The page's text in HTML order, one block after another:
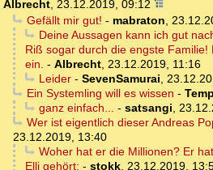
Albrecht 23.12.2019, 09:12
Gefällt mir gut! - mabraton
Deine Aussagen kann ich gut
Riß sogar durch die engste Familie!
ein. - Albrecht 23.12.2019, 11:16
Leider- SevenSamurai
Ein Systemling will es wissen -
ganz einfach...
- satsangi
Wer ist eigentlich dieser Andreas
23.12.2019, 13:40
Woher hat er die Millionen? Er
Elli gehört: - stokk 23.12.2019,